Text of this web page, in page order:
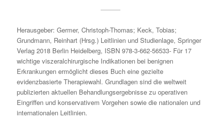
Herausgeber: Germer, Christoph-Thomas; Keck, Tobias;
Grundmann, Reinhart (Hrsg.) Leitlinien und Studienlage, Springer
Verlag 2018 Berlin Heidelberg, ISBN 978-3-662-56533- Für 17
wichtige viszeralchirurgische Indikationen bei benignen
Erkrankungen ermöglicht dieses Buch eine gezielte
evidenzbasierte Therapiewahl. Grundlagen sind die weltweit
publizierten aktuellen Behandlungsergebnisse zu operativen
Eingriffen und konservativem Vorgehen sowie die nationalen und
internationalen Leitlinien.